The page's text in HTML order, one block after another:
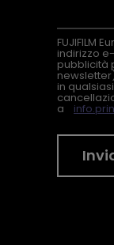
FUJIFILM
indirizzo
pubblicità
in
a